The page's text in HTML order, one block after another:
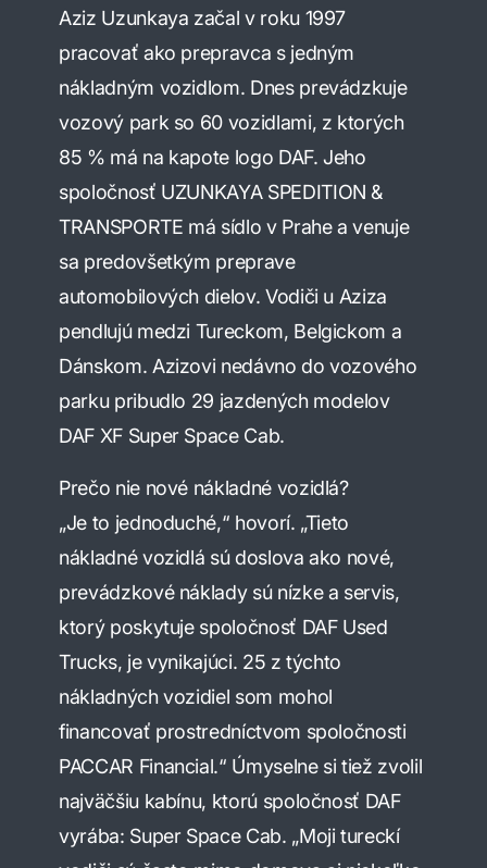
Aziz Uzunkaya začal v roku 1997
pracovať ako prepravca s jedným
nákladným vozidlom. Dnes prevádzkuje
vozový park so 60 vozidlami, z ktorých
85 % má na kapote logo DAF. Jeho
spoločnosť UZUNKAYA SPEDITION &
TRANSPORTE má sídlo v Prahe a venuje
sa predovšetkým preprave
automobilových dielov. Vodiči u Aziza
pendlujú medzi Tureckom, Belgickom a
Dánskom. Azizovi nedávno do vozového
parku pribudlo 29 jazdených modelov
DAF XF Super Space Cab.
Prečo nie nové nákladné vozidlá?
„Je to jednoduché,“ hovorí. „Tieto
nákladné vozidlá sú doslova ako nové,
prevádzkové náklady sú nízke a servis,
ktorý poskytuje spoločnosť DAF Used
Trucks, je vynikajúci. 25 z týchto
nákladných vozidiel som mohol
financovať prostredníctvom spoločnosti
PACCAR Financial.“ Úmyselne si tiež zvolil
najväčšiu kabínu, ktorú spoločnosť DAF
vyrába: Super Space Cab. „Moji tureckí